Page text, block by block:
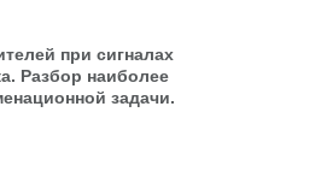
при сигналах
Разбор наиболее
задачи.